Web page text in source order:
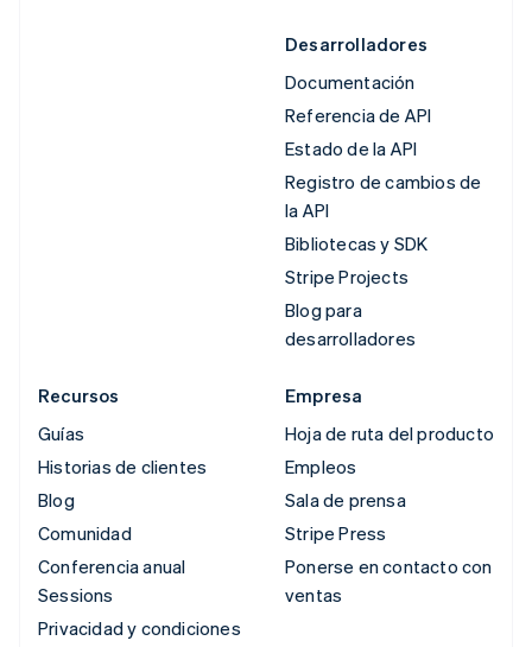
Desarrolladores
Documentación
Referencia de API
Estado de la API
Registro de cambios de
la API
Bibliotecas y SDK
Stripe Projects
Blog para
desarrolladores
Recursos
Guías
Historias de clientes
Blog
Comunidad
Conferencia anual
Sessions
Privacidad y condiciones
Empresa
Hoja de ruta del producto
Empleos
Sala de prensa
Stripe Press
Ponerse en contacto con
ventas